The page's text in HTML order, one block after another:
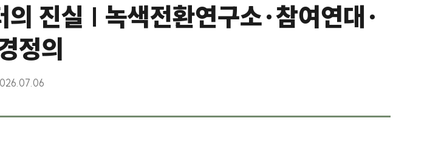
진실 | 녹색전환연구소·참여연대·
정의